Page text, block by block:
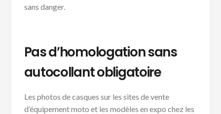
sans danger.
Pas d’homologation sans
autocollant obligatoire
Les photos de casques sur les sites de vente
d’équipement moto et les modèles en expo chez les